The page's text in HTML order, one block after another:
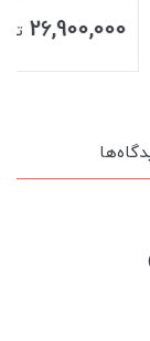
26,900,000